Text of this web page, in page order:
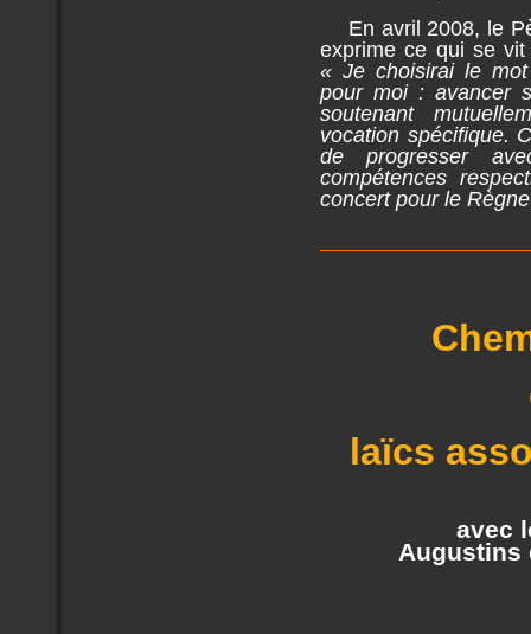
En avril 2008, le
exprime ce qui se vit
« Je choisirai le mot
pour moi : avancer
soutenant
vocation spécifique.
de progresser
compétences
concert pour le
laïcs
avec
Augustins